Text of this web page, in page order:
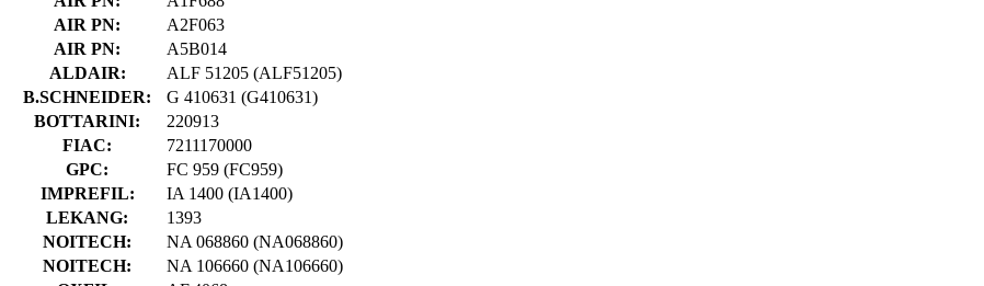
AIR PN:
A2F063
AIR PN:
A5B014
ALDAIR:
ALF 51205 (ALF51205)
B.SCHNEIDER:
G 410631 (G410631)
BOTTARINI:
220913
FIAC:
7211170000
GPC:
FC 959 (FC959)
IMPREFIL:
IA 1400 (IA1400)
LEKANG:
1393
NOITECH:
NA 068860 (NA068860)
NOITECH:
NA 106660 (NA106660)